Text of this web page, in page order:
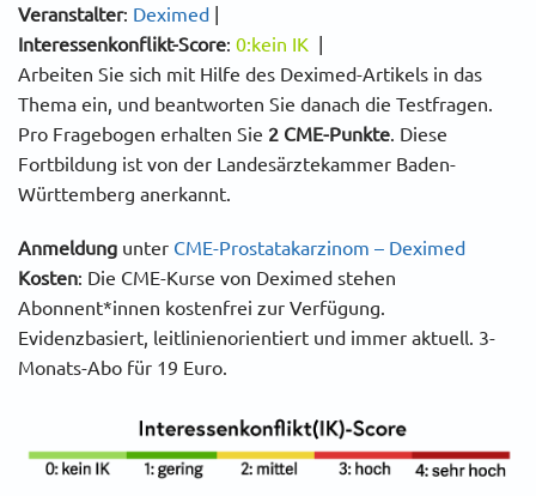
Veranstalter: Deximed |
Interessenkonflikt-Score: 0:kein IK |
Arbeiten Sie sich mit Hilfe des Deximed-Artikels in das
Thema ein, und beantworten Sie danach die Testfragen.
Pro Fragebogen erhalten Sie 2 CME-Punkte. Diese
Fortbildung ist von der Landesärztekammer Baden-
Württemberg anerkannt.
Anmeldung unter CME-Prostatakarzinom – Deximed
Kosten: Die CME-Kurse von Deximed stehen
Abonnent*innen kostenfrei zur Verfügung.
Evidenzbasiert, leitlinienorientiert und immer aktuell. 3-
Monats-Abo für 19 Euro.